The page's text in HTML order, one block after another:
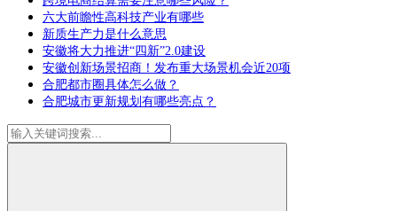
六大前瞻性高科技产业有哪些
新质生产力是什么意思
安徽将大力推进“四新”2.0建设
安徽创新场景招商！发布重大场景机会近20项
合肥都市圈具体怎么做？
合肥城市更新规划有哪些亮点？